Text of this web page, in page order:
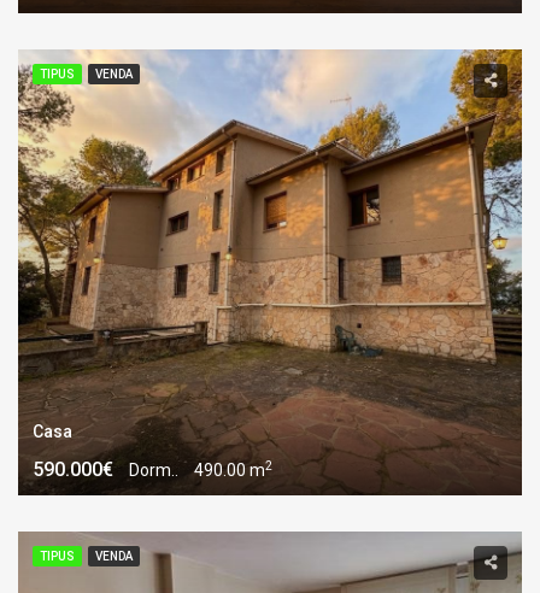
TIPUS VENDA
Casa
590.000€ Dorm.. 490.00 m2
TIPUS VENDA